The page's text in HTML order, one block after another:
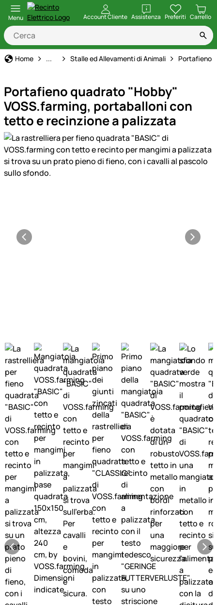
Menu Account Cliente Assistenza
apri Preferiti Carrello
Home Casa, Giardino e Fattoria
... Stalle ed Allevamenti di Animali Portafieno
Portafieno quadrato "Hobby"
VOSS.farming, portaballoni con
tetto e recinzione a palizzata
Galleria prodotti